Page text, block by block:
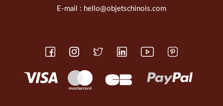
E-mail : hello@objetschinois.com